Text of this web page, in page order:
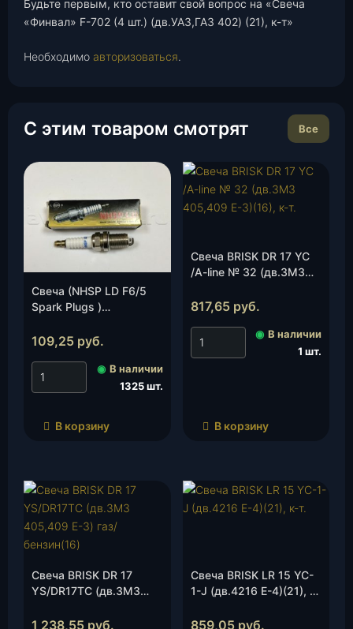
Будьте первым, кто оставит свой вопрос на «Свеча
«Финвал» F-702 (4 шт.) (дв.УАЗ,ГАЗ 402) (21), к-т»
Необходимо авторизоваться.
С этим товаром смотрят Все
Свеча (NHSP LD F6/5
Spark Plugs )
инжектр.), шт.
109,25 руб.
◉ В наличии
1325 шт.
В корзину
Свеча BRISK DR 17 YC
/A-line № 32 (дв.ЗМЗ
817,65 руб.
◉ В наличии
1 шт.
В корзину
Свеча BRISK DR 17
YS/DR17TC (дв.ЗМЗ
бензин (16), к-т.
1 238,55 руб.
Свеча BRISK LR 15 YC-
1-J (дв.4216 Е-4)(21), к-
859,05 руб.